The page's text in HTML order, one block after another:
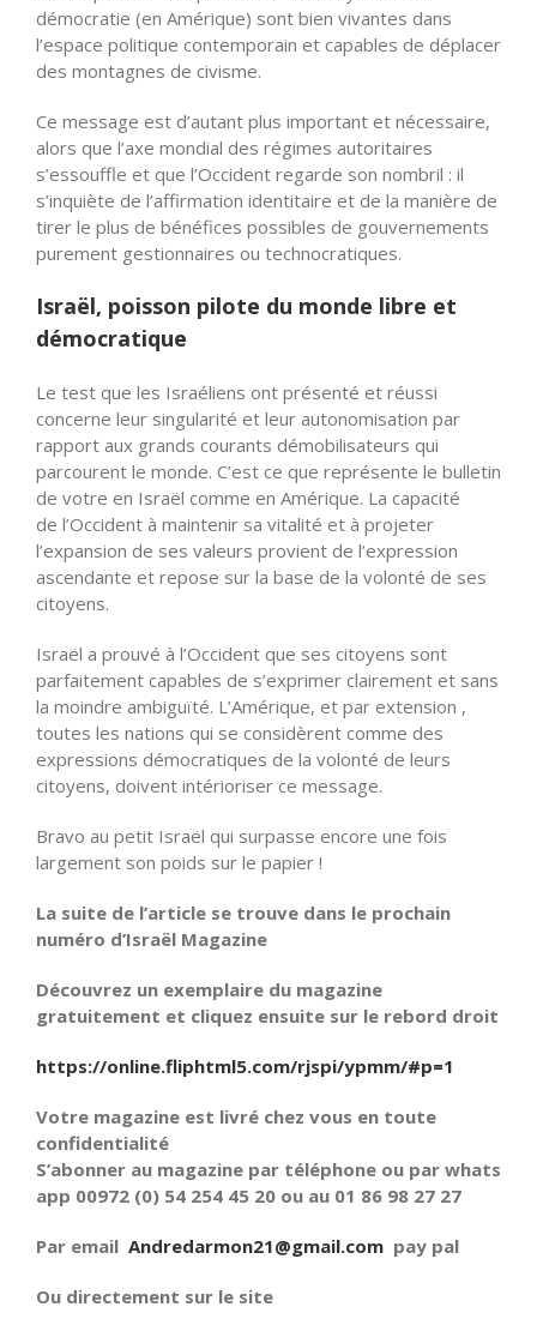
démocratie (en Amérique) sont bien vivantes dans
l’espace politique contemporain et capables de déplacer
des montagnes de civisme.
Ce message est d’autant plus important et nécessaire,
alors que l’axe mondial des régimes autoritaires
s’essouffle et que l’Occident regarde son nombril : il
s’inquiète de l’affirmation identitaire et de la manière de
tirer le plus de bénéfices possibles de gouvernements
purement gestionnaires ou technocratiques.
Israël, poisson pilote du monde libre et
démocratique
Le test que les Israéliens ont présenté et réussi
concerne leur singularité et leur autonomisation par
rapport aux grands courants démobilisateurs qui
parcourent le monde. C’est ce que représente le bulletin
de votre en Israël comme en Amérique. La capacité
de l’Occident à maintenir sa vitalité et à projeter
l’expansion de ses valeurs provient de l’expression
ascendante et repose sur la base de la volonté de ses
citoyens.
Israël a prouvé à l’Occident que ses citoyens sont
parfaitement capables de s’exprimer clairement et sans
la moindre ambiguïté. L’Amérique, et par extension ,
toutes les nations qui se considèrent comme des
expressions démocratiques de la volonté de leurs
citoyens, doivent intérioriser ce message.
Bravo au petit Israël qui surpasse encore une fois
largement son poids sur le papier !
La suite de l’article se trouve dans le prochain
numéro d’Israël Magazine
Découvrez un exemplaire du magazine
gratuitement et cliquez ensuite sur le rebord droit
https://online.fliphtml5.com/rjspi/ypmm/#p=1
Votre magazine est livré chez vous en toute
confidentialité
S’abonner au magazine par téléphone ou par whats
app 00972 (0) 54 254 45 20 ou au 01 86 98 27 27
Par email Andredarmon21@gmail.com pay pal
Ou directement sur le site